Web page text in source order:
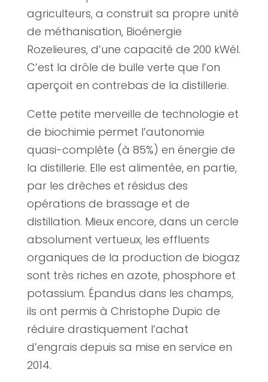
agriculteurs, a construit sa propre unité
de méthanisation, Bioénergie
Rozelieures, d’une capacité de 200 kWél.
C’est la drôle de bulle verte que l’on
aperçoit en contrebas de la distillerie.
Cette petite merveille de technologie et
de biochimie permet l’autonomie
quasi-complète (à 85%) en énergie de
la distillerie. Elle est alimentée, en partie,
par les drèches et résidus des
opérations de brassage et de
distillation. Mieux encore, dans un cercle
absolument vertueux, les effluents
organiques de la production de biogaz
sont très riches en azote, phosphore et
potassium. Épandus dans les champs,
ils ont permis à Christophe Dupic de
réduire drastiquement l’achat
d’engrais depuis sa mise en service en
2014.